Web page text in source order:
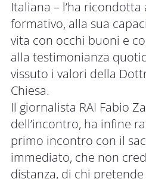
Italiana – l’ha
formativo, alla sua
vita con occhi buoni e
alla testimonianza
vissuto i valori della
Chiesa.
Il giornalista RAI Fabio
dell’incontro, ha infine
primo incontro con il
immediato, che non
distanza, di chi